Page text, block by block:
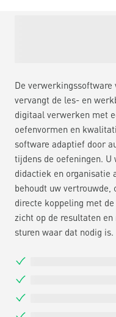
De verwerkingssoftware
vervangt de les- en
digitaal verwerken met
oefenvormen en
software adaptief door
tijdens de oefeningen.
didactiek en organisatie
behoudt uw
directe koppeling met
zicht op de resultaten
sturen waar dat nodig is.